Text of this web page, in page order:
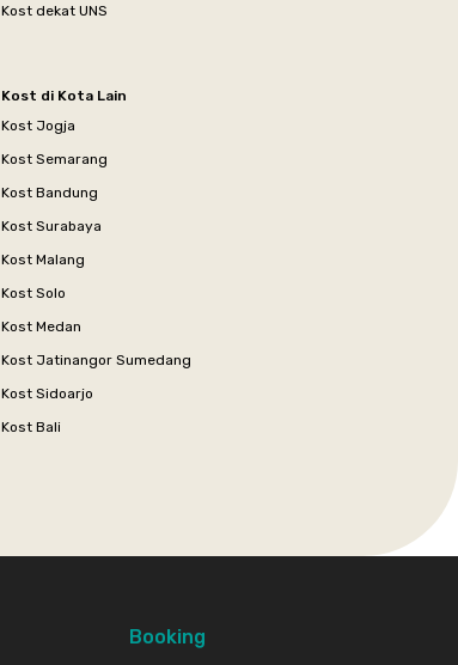
Kost dekat UNS
Kost di Kota Lain
Kost Jogja
Kost Semarang
Kost Bandung
Kost Surabaya
Kost Malang
Kost Solo
Kost Medan
Kost Jatinangor Sumedang
Kost Sidoarjo
Kost Bali
Booking